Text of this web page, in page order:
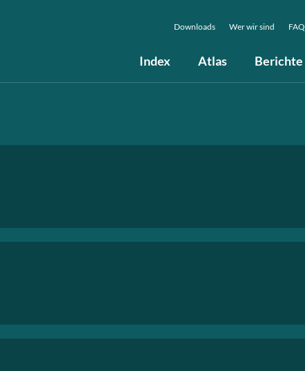
Index Atlas Berichte
Downloads Wer wir sind FAQ